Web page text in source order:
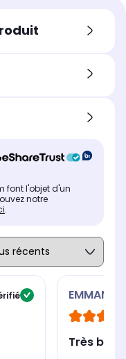
l'immersion
1m
de transport
font l'objet d'un
notre
.
Très bon